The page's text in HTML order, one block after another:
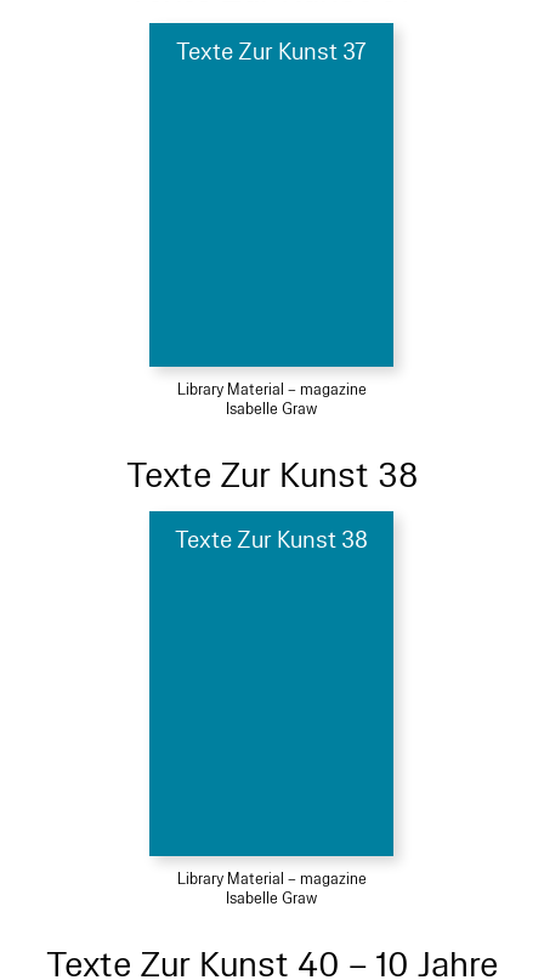
Texte Zur Kunst 37
Library Material – magazine
Isabelle Graw
Texte Zur Kunst 38
Texte Zur Kunst 38
Library Material – magazine
Isabelle Graw
Texte Zur Kunst 40 – 10 Jahre